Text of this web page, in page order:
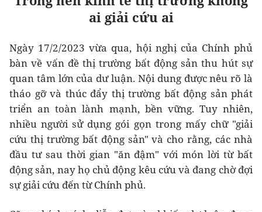
ai giải cứu ai
Ngày 17/2/2023 vừa qua, hội nghị của Chính phủ
bàn về vấn đề thị trường bất động sản thu hút sự
quan tâm lớn của dư luận. Nội dung được nêu rõ là
tháo gỡ và thúc đẩy thị trường bất động sản phát
triển an toàn lành mạnh, bền vững. Tuy nhiên,
nhiều người sử dụng gói gọn trong mấy chữ "giải
cứu thị trường bất động sản" và cho rằng, các nhà
đầu tư sau thời gian "ăn đậm" với món lời từ bất
động sản, nay họ chủ động kêu cứu và đang chờ đợi
sự giải cứu đến từ Chính phủ.